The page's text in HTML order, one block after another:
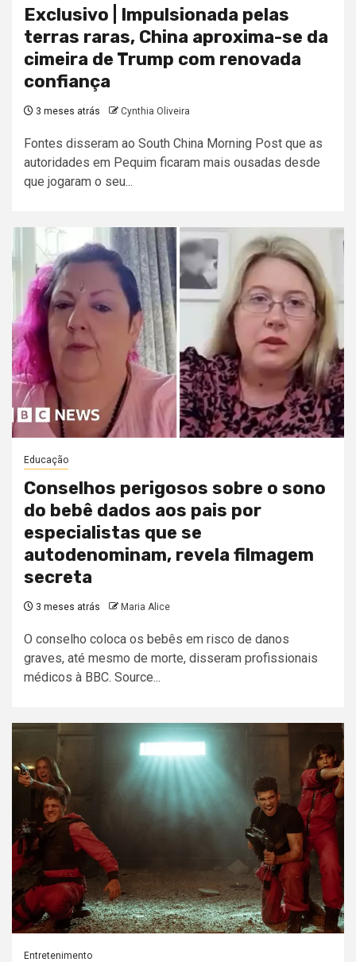
Exclusivo | Impulsionada pelas
terras raras, China aproxima-se da
cimeira de Trump com renovada
confiança
3 meses atrás Cynthia Oliveira
Fontes disseram ao South China Morning Post que as
autoridades em Pequim ficaram mais ousadas desde
que jogaram o seu...
Educação
Conselhos perigosos sobre o sono
do bebê dados aos pais por
especialistas que se
autodenominam, revela filmagem
secreta
3 meses atrás Maria Alice
O conselho coloca os bebês em risco de danos
graves, até mesmo de morte, disseram profissionais
médicos à BBC. Source...
Entretenimento